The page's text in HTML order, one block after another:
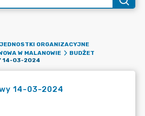
JEDNOSTKI ORGANIZACYJNE
W MALANOWIE
BUDŻET
14-03-2024
14-03-2024